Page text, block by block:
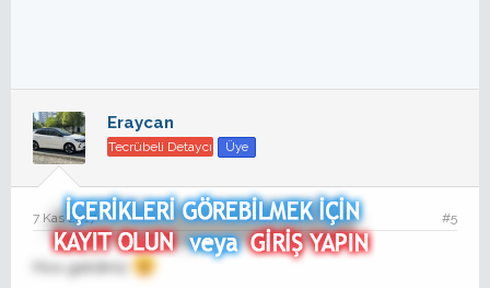
Eraycan
Tecrübeli Detaycı Üye
7 Kas 2017 #5
Hos geldiniz